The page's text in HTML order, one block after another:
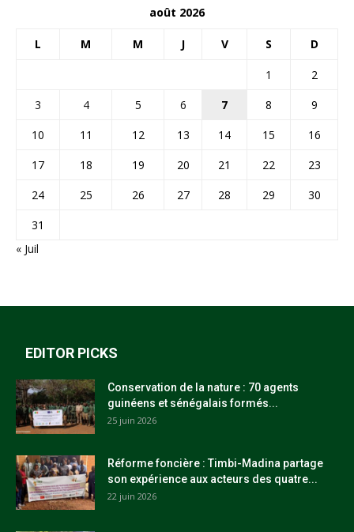
août 2026
L M M J V S D
1
2
3
4 5 6 7 8
9
10
11 12 13 14 15
16
17
18 19 20 21 22
23
24
25 26 27 28 29
30
31
« Juil
EDITOR PICKS
Conservation de la nature : 70 agents
guinéens et sénégalais formés...
25 juin 2026
Réforme foncière : Timbi-Madina partage
son expérience aux acteurs des quatre...
22 juin 2026